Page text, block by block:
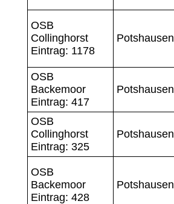
OSB
Collinghorst
Eintrag: 1178
Potshausen
OSB
Backemoor
Eintrag: 417
Potshausen
OSB
Collinghorst
Eintrag: 325
Potshausen
OSB
Backemoor
Eintrag: 428
Potshausen